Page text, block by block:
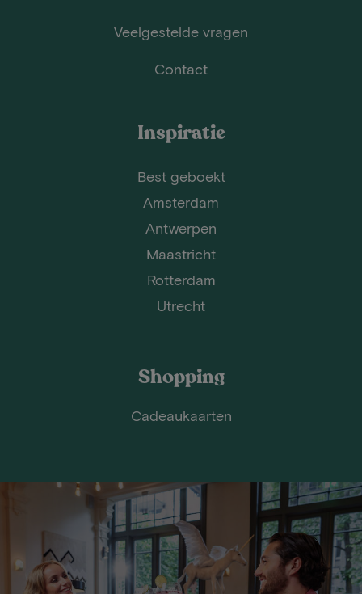
Veelgestelde vragen
Contact
Inspiratie
Best geboekt
Amsterdam
Antwerpen
Maastricht
Rotterdam
Utrecht
Shopping
Cadeaukaarten